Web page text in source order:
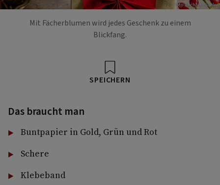
Foto: Michaela Gabler
Mit Fächerblumen wird jedes Geschenk zu einem
Blickfang.
SPEICHERN
Das braucht man
Buntpapier in Gold, Grün und Rot
Schere
Klebeband